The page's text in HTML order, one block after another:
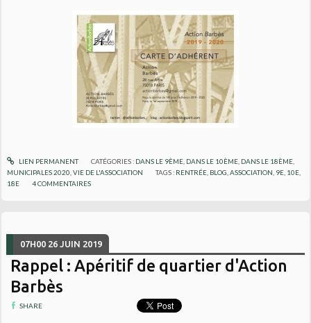
LIEN PERMANENT CATÉGORIES : DANS LE 9ÈME, DANS LE 10ÈME, DANS LE 18ÈME,
MUNICIPALES 2020 ,VIE DE L'ASSOCIATION TAGS : RENTRÉE BLOG ,ASSOCIATION 9E 10E
18E
4COMMENTAIRES
07H00 26 JUIN 2019
Rappel : Apéritif de quartier d'Action
Barbès
SHARE